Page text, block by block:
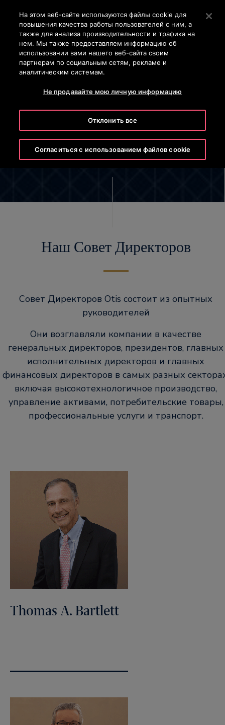
Нажмите Enter, чтобы перейти к основному
ПОИСК
Совет Директоров
Наш Совет Директоров
Совет Директоров Otis состоит из опытных
руководителей
Они возглавляли компании в качестве
генеральных директоров, президентов, главных
исполнительных директоров и главных
финансовых директоров в самых разных
включая высокотехнологичное производство,
управление активами, потребительские товары,
профессиональные услуги и транспорт.
Thomas A. Bartlett
На этом веб-сайте используются файлы cookie для
повышения качества работы пользователей с ним, а
также для анализа производительности и трафика на
нем. Мы также предоставляем информацию об
использовании вами нашего веб-сайта своим
партнерам по социальным сетям, рекламе и
аналитическим системам.
Не продавайте мою личную информацию
Отклонить все
Согласиться с использованием файлов cookie